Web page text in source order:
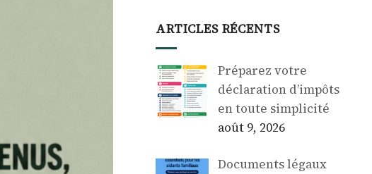
ARTICLES RÉCENTS
Préparez votre
déclaration d’impôts
en toute simplicité
août 9, 2026
Documents légaux